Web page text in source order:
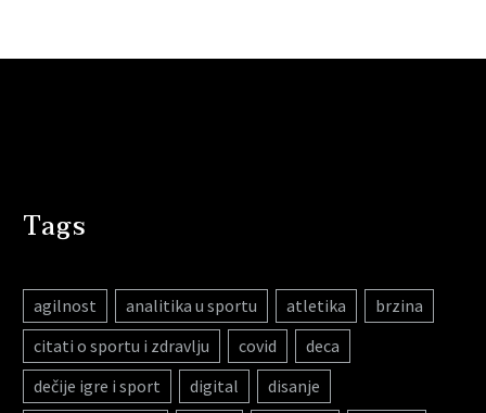
Tags
agilnost analitika u sportu atletika
brzina
citati o sportu i zdravlju
covid
deca
dečije igre i sport
digital
disanje